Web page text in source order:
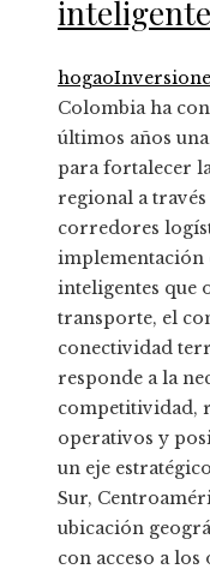
hogao
Colombia ha
últimos años
para fortalecer
regional a
corredores
implementación
inteligentes que
transporte, el
conectividad
responde a la
competitividad,
operativos y
un eje
Sur,
ubicación
con acceso a los